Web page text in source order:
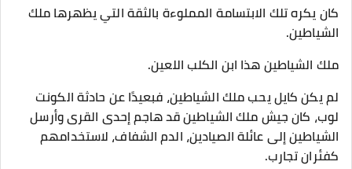
كان يكره تلك الابتسامة المملوءة بالثقة التي يظهرها ملك
الشياطين.
ملك الشياطين هذا ابن الكلب اللعين.
لم يكن كايل يحب ملك الشياطين، فبعيدًا عن حادثة الكونت
لوب، كان جيش ملك الشياطين قد هاجم إحدى القرى وأرسل
الشياطين إلى عائلة الصيادين، الدم الشفاف، لاستخدامهم
كفئران تجارب.